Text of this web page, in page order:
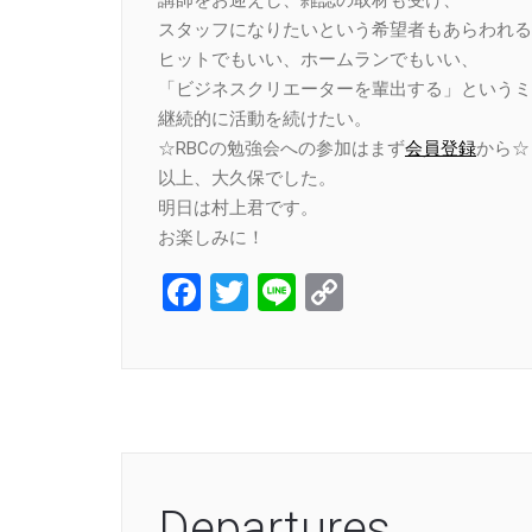
スタッフになりたいという希望者もあらわれる
ヒットでもいい、ホームランでもいい、
「ビジネスクリエーターを輩出する」という
継続的に活動を続けたい。
☆RBCの勉強会への参加はまず会員登録から☆
以上、大久保でした。
明日は村上君です。
お楽しみに！
Facebook
Twitter
Line